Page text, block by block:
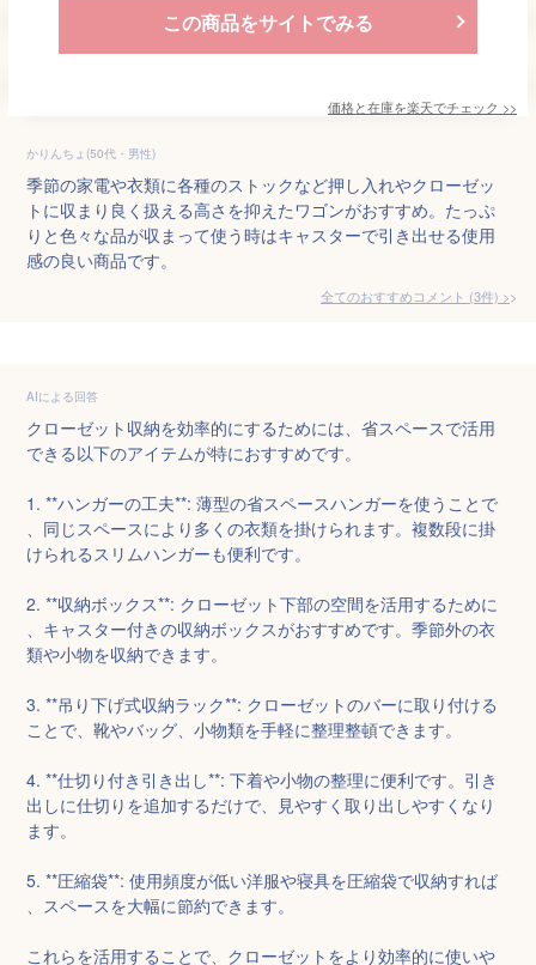
この商品をサイトでみる
価格と在庫を楽天でチェック >>
かりんちょ(50代・男性)
季節の家電や衣類に各種のストックなど押し入れやクローゼッ
トに収まり良く扱える高さを抑えたワゴンがおすすめ。たっぷ
りと色々な品が収まって使う時はキャスターで引き出せる使用
感の良い商品です。
全てのおすすめコメント (3件) >
AIによる回答
クローゼット収納を効率的にするためには、省スペースで活用
できる以下のアイテムが特におすすめです。
1. **ハンガーの工夫**: 薄型の省スペースハンガーを使うことで
、同じスペースにより多くの衣類を掛けられます。複数段に掛
けられるスリムハンガーも便利です。
2. **収納ボックス**: クローゼット下部の空間を活用するために
、キャスター付きの収納ボックスがおすすめです。季節外の衣
類や小物を収納できます。
3. **吊り下げ式収納ラック**: クローゼットのバーに取り付ける
ことで、靴やバッグ、小物類を手軽に整理整頓できます。
4. **仕切り付き引き出し**: 下着や小物の整理に便利です。引き
出しに仕切りを追加するだけで、見やすく取り出しやすくなり
ます。
5. **圧縮袋**: 使用頻度が低い洋服や寝具を圧縮袋で収納すれば
、スペースを大幅に節約できます。
これらを活用することで、クローゼットをより効率的に使いや